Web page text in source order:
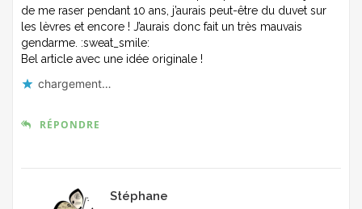
de me raser pendant 10 ans, j’aurais peut-être du duvet sur
les lèvres et encore ! J’aurais donc fait un très mauvais
gendarme. :sweat_smile:
Bel article avec une idée originale !
chargement…
RÉPONDRE
Stéphane